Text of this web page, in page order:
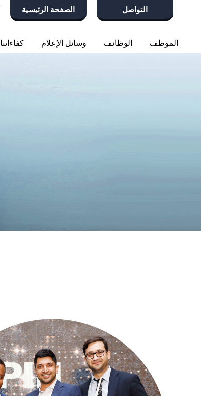
الصفحة الرئيسية التواصل
كفاءاتنا وسائل الإعلام الوظائف الموظف